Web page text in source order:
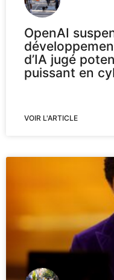
OpenAI
d’IA jugé
puissant en
VOIR L'ARTICLE